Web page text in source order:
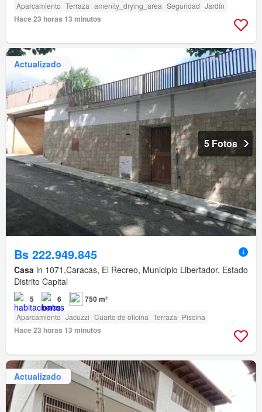
Aparcamiento Terraza amenity_drying_area Seguridad Jardín
Hace 23 horas 13 minutos
Actualizado
5 Fotos
Bs 222.949.845
Casa in 1071,Caracas, El Recreo, Municipio Libertador, Estado
Distrito Capital
5 6 750 m²
Aparcamiento Jacuzzi Cuarto de oficina Terraza Piscina
Hace 23 horas 13 minutos
Actualizado